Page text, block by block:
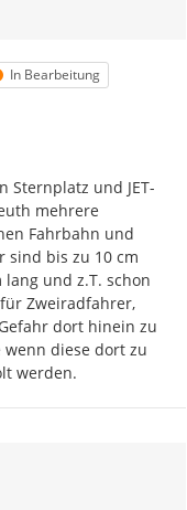
Status
In Bearbeitung
Sternplatz und JET-
mehrere
Fahrbahn und
sind bis zu 10 cm
und z.T. schon
Zweiradfahrer,
dort hinein zu
diese dort zu
werden.